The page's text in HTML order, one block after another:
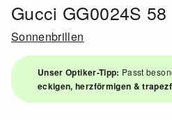
Gucci GG0024S 58
Sonnenbrillen
Unser Optiker-Tipp: Passt
eckigen, herzförmigen &